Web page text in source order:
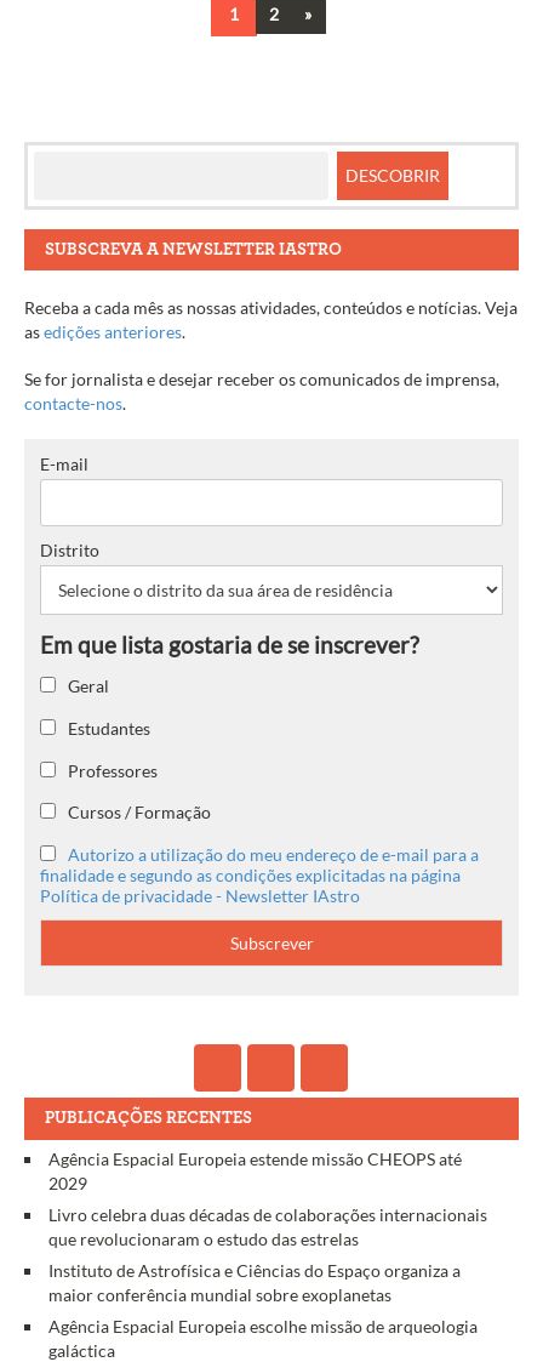
Navegação
artigos
1 2 Next
»
SUBSCREVA A NEWSLETTER IASTRO
Receba a cada mês as nossas atividades, conteúdos e notícias. Veja
asedições anteriores.
Se for jornalista e desejar receber os comunicados de imprensa,
contacte-nos.
E-mail
Distrito
Geral
Estudantes
Professores
Cursos / Formação
Autorizo a utilização do meu endereço de e-mail para a
finalidade e segundo as condições explicitadas na página
Política de privacidade - Newsletter IAstro
PUBLICAÇÕES RECENTES
Agência Espacial Europeia estende missão CHEOPS até
2029
Livro celebra duas décadas de colaborações internacionais
que revolucionaram o estudo das estrelas
Instituto de Astrofísica e Ciências do Espaço organiza a
maior conferência mundial sobre exoplanetas
Agência Espacial Europeia escolhe missão de arqueologia
galáctica